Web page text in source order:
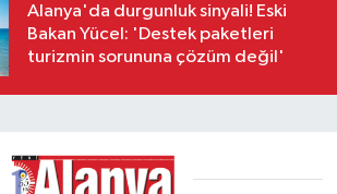
Alanya'da durgunluk sinyali! Eski
Bakan Yücel: 'Destek paketleri
turizmin sorununa çözüm değil'